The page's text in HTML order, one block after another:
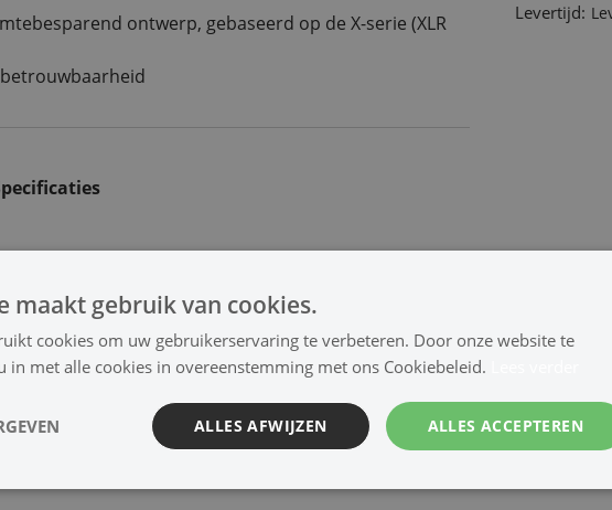
Levertijd:
ontwerp, gebaseerd op de X-serie (XLR
maakt gebruik van cookies.
cookies om uw gebruikerservaring te verbeteren. Door onze website te
in met alle cookies in overeenstemming met ons Cookiebeleid.
ALLES ACCEPTEREN
ALLES AFWIJZEN